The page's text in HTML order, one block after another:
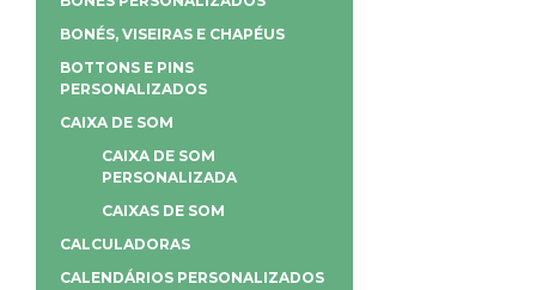
BONÉS, VISEIRAS E CHAPÉUS
BOTTONS E PINS
PERSONALIZADOS
CAIXA DE SOM
CAIXA DE SOM
PERSONALIZADA
CAIXAS DE SOM
CALCULADORAS
CALENDÁRIOS PERSONALIZADOS